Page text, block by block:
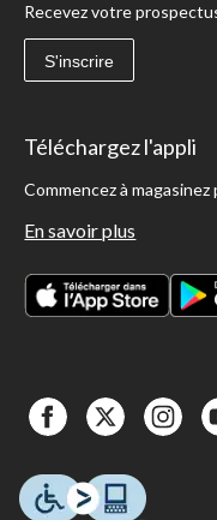
Recevez votre
S'inscrire
Téléchargez l'appli
Commencez à
En savoir plus